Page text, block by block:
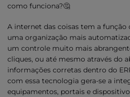
como funciona?🤔
A internet das coisas tem a função
uma organização mais
um controle muito mais
cliques, ou até mesmo através do
informações corretas dentro do
com essa tecnologia gera-se a
equipamentos, portais e